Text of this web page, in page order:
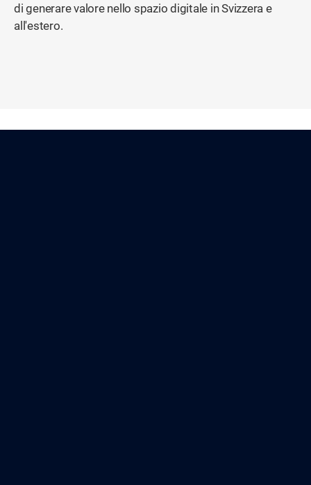
di generare valore nello spazio digitale in Svizzera e
all'estero.